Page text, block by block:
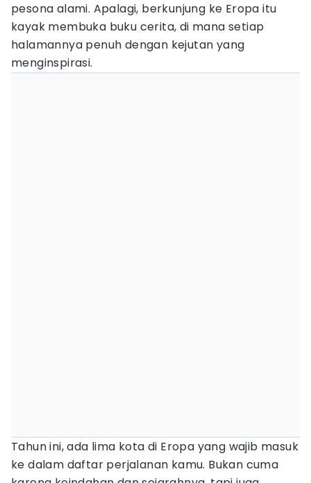
pesona alami. Apalagi, berkunjung ke Eropa itu
kayak membuka buku cerita, di mana setiap
halamannya penuh dengan kejutan yang
menginspirasi.
Tahun ini, ada lima kota di Eropa yang wajib masuk
ke dalam daftar perjalanan kamu. Bukan cuma